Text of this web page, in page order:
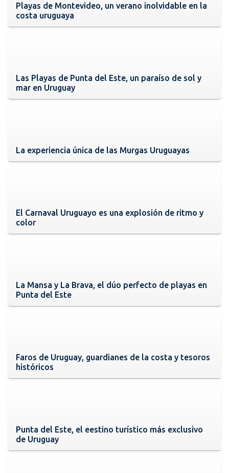
Playas de Montevideo, un verano inolvidable en la
costa uruguaya
Las Playas de Punta del Este, un paraíso de sol y
mar en Uruguay
La experiencia única de las Murgas Uruguayas
El Carnaval Uruguayo es una explosión de ritmo y
color
La Mansa y La Brava, el dúo perfecto de playas en
Punta del Este
Faros de Uruguay, guardianes de la costa y tesoros
históricos
Punta del Este, el eestino turístico más exclusivo
de Uruguay